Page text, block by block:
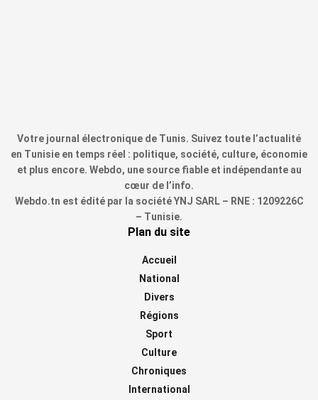
Votre journal électronique de Tunis. Suivez toute l’actualité
en Tunisie en temps réel : politique, société, culture, économie
et plus encore. Webdo, une source fiable et indépendante au
cœur de l’info.
Webdo.tn est édité par la société YNJ SARL – RNE : 1209226C
– Tunisie.
Plan du site
Accueil
National
Divers
Régions
Sport
Culture
Chroniques
International